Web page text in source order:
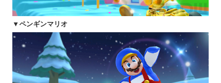
▼ペンギンマリオ